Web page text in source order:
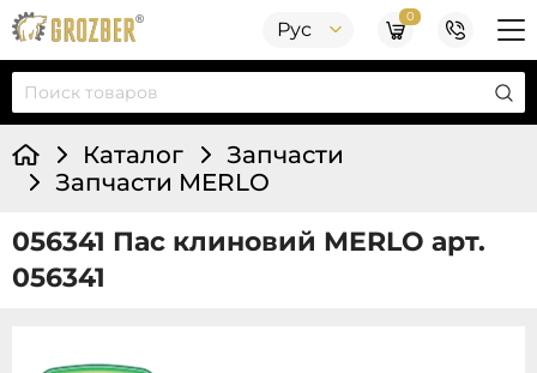
Рус
0
Каталог
Запчасти
Запчасти MERLO
056341 Пас клиновий MERLO арт.
056341